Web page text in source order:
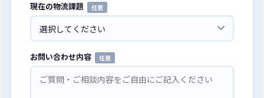
現在の物流課題 任意
お問い合わせ内容 任意